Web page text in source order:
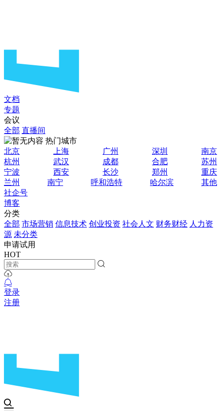
文档
专题
会议
全部 直播间
热门城市
北京
上海 广州 深圳
南京
杭州
武汉 成都 合肥
苏州
宁波
西安 长沙 郑州
重庆
兰州
南宁 呼和浩特 哈尔滨
其他
社企号
博客
分类
全部 市场营销 信息技术 创业投资 社会人文 财务财经 人力资
源 未分类
申请试用
HOT
登录
注册